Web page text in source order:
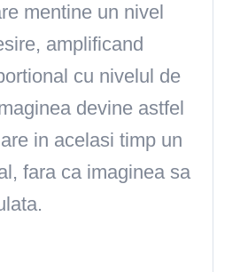
mentine un nivel
amplificand
cu nivelul de
devine astfel
in acelasi timp un
fara ca imaginea sa